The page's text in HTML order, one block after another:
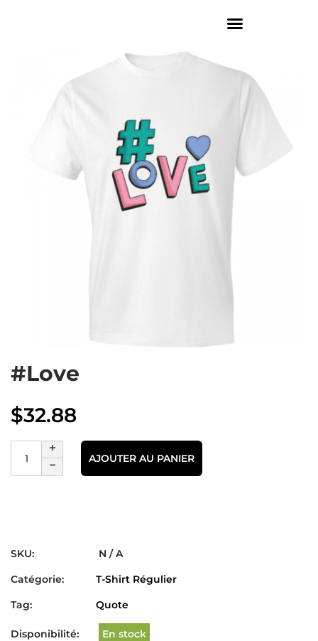
#Love
$32.88
AJOUTER AU PANIER
SKU:
N / A
Catégorie:
T-Shirt Régulier
Tag:
Quote
Disponibilité: En stock